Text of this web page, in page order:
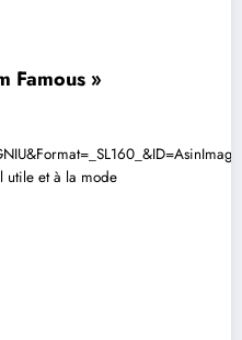
Famous »